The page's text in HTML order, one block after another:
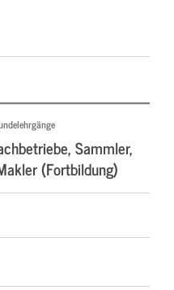
Sammler,
(Fortbildung)